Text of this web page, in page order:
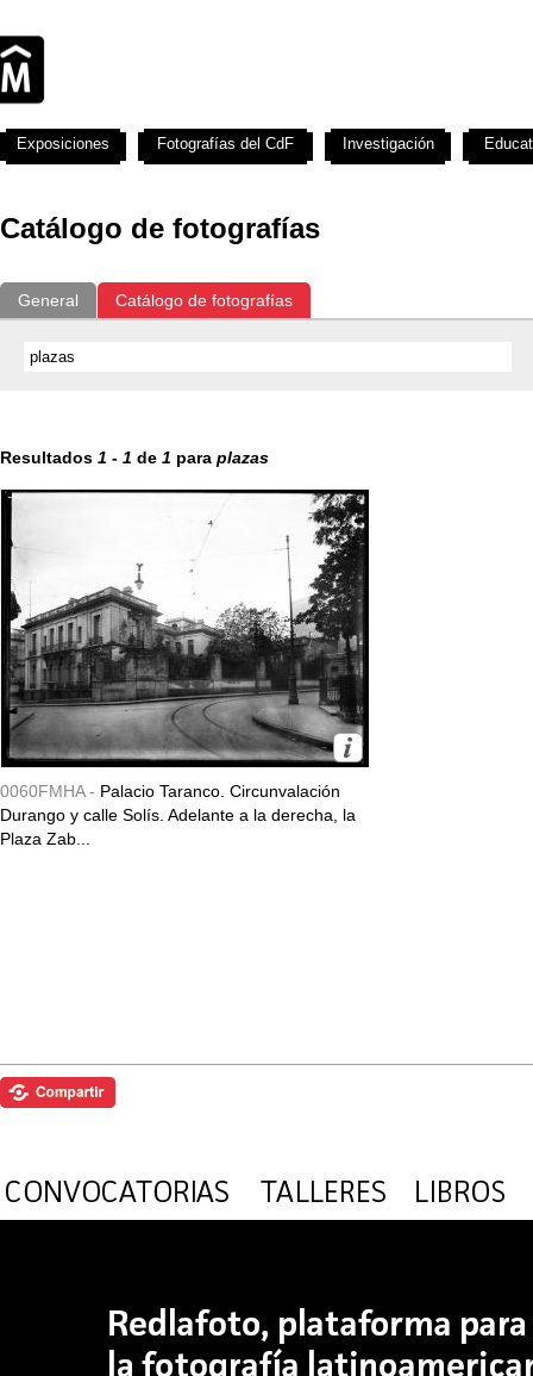
Catálogo de fotografías
General Catálogo de fotografías
Resultados 1 - 1 de 1 para plazas
0060FMHA - Palacio Taranco. Circunvalación
Durango y calle Solís. Adelante a la derecha, la
Plaza Zab...
Exposiciones Fotografías del CdF Investigación